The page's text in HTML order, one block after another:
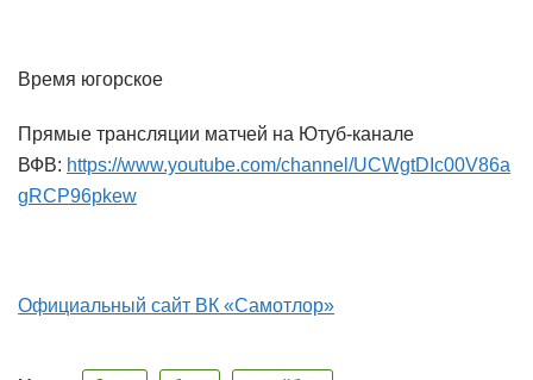
Время югорское
Прямые трансляции матчей на Ютуб-канале
ВФВ: https://www.youtube.com/channel/UCWgtDIc00V86a
gRCP96pkew
Официальный сайт ВК «Самотлор»